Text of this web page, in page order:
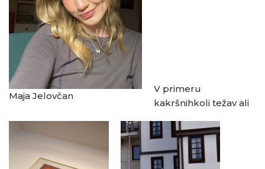
Maja Jelovčan
V primeru
kakršnihkoli težav ali